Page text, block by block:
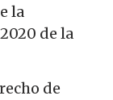
la
de la
de